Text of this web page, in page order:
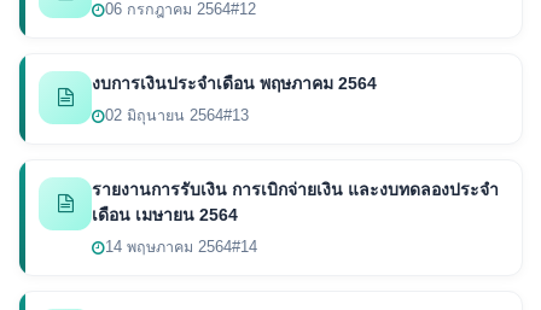
06 กรกฎาคม 2564#12
งบการเงินประจำเดือน พฤษภาคม 2564
02 มิถุนายน 2564#13
รายงานการรับเงิน การเบิกจ่ายเงิน และงบทดลองประจำ
เดือน เมษายน 2564
14 พฤษภาคม 2564#14